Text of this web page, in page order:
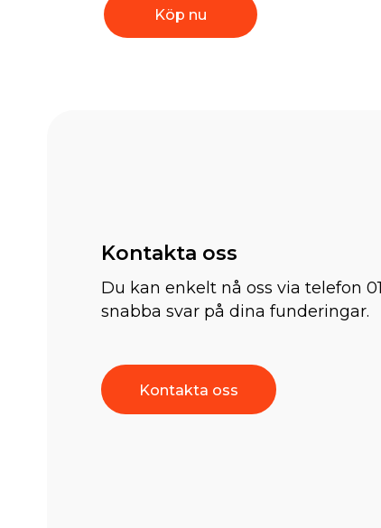
Köp nu
Kontakta oss
Du kan enkelt nå oss via telefon
snabba svar på dina funderingar.
Kontakta oss